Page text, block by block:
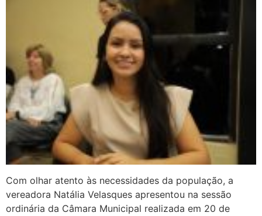
Com olhar atento às necessidades da população, a
vereadora Natália Velasques apresentou na sessão
ordinária da Câmara Municipal realizada em 20 de